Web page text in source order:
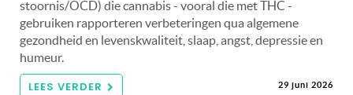
stoornis/OCD) die cannabis - vooral die met THC -
gebruiken rapporteren verbeteringen qua algemene
gezondheid en levenskwaliteit, slaap, angst, depressie en
humeur.
LEES VERDER 29 juni 2026